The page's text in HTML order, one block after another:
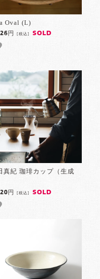
Oval (L)
円 [税込] SOLD
真紀 珈琲カップ（生成
円 [税込] SOLD